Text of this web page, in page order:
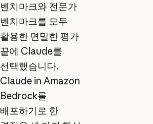
벤치마크와 전문가
벤치마크를 모두
활용한 면밀한 평가
끝에 Claude를
선택했습니다.
Claude in Amazon
Bedrock를
배포하기로 한